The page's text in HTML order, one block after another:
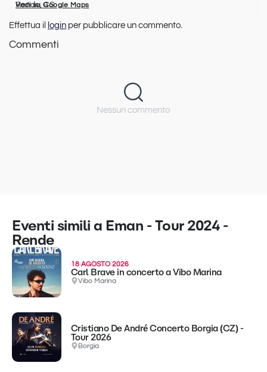
Rende, CS
Vedi su Google Maps
Effettua il login per pubblicare un commento.
Commenti
Nessun commento
Eventi simili a Eman - Tour 2024 -
Rende
18 AGOSTO 2026
Carl Brave in concerto a Vibo Marina
Vibo Marina
Cristiano De André Concerto Borgia (CZ) -
Tour 2026
Borgia